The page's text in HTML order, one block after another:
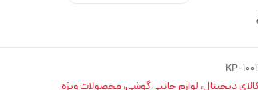
KP-
کالای دیجیتال،لوازم جانبی گوشی،محصولات ویژه